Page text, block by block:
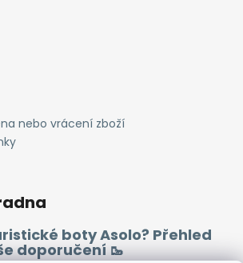
nebo vrácení zboží
boty Asolo? Přehled
doporučení 🥾